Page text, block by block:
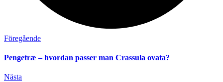
Föregående
Pengetræ – hvordan passer man Crassula ovata?
Nästa